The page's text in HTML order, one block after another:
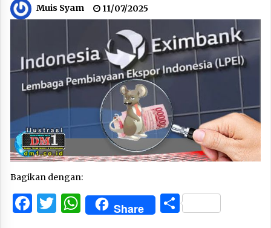
Muis Syam 11/07/2025
Bagikan dengan:
Facebook
Twitter
WhatsApp
Share Share